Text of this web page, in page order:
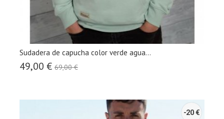
Sudadera de capucha color verde agua...
49,00 € 69,00 €
-20 €